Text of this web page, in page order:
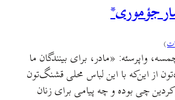
جؤموری*
)
واپرسئه: «مادر، برای بینندگان ما
از این‌که با این لباس محلی قشنگ‌تون
چی بوده و چه پیامی برای زنان